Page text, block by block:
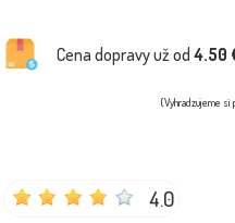
Cena dopravy už od 4.50
(Vyhradzujeme si
4.0